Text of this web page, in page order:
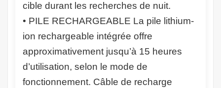
cible durant les recherches de nuit.
• PILE RECHARGEABLE La pile lithium-
ion rechargeable intégrée offre
approximativement jusqu’à 15 heures
d’utilisation, selon le mode de
fonctionnement. Câble de recharge